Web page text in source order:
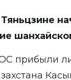
Тяньцзине
прибыли